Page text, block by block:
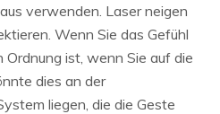
verwenden. Laser neigen
Wenn Sie das Gefühl
ist, wenn Sie auf die
dies an der
liegen, die die Geste